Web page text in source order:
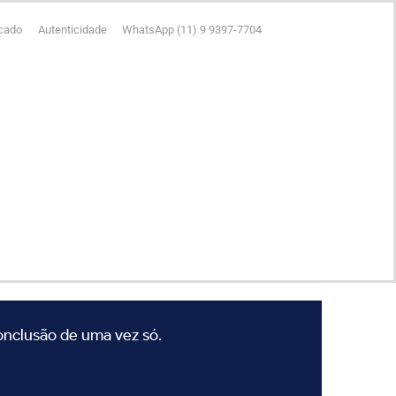
Autenticidade WhatsApp (11) 9 9397-7704
de uma vez só.